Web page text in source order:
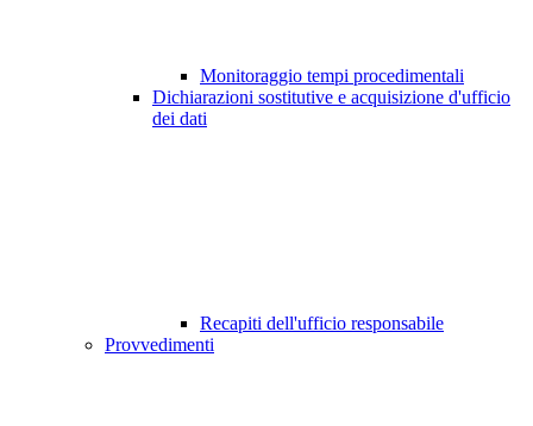
Monitoraggio tempi procedimentali
Dichiarazioni sostitutive e acquisizione d'ufficio
dei dati
Recapiti dell'ufficio responsabile
Provvedimenti